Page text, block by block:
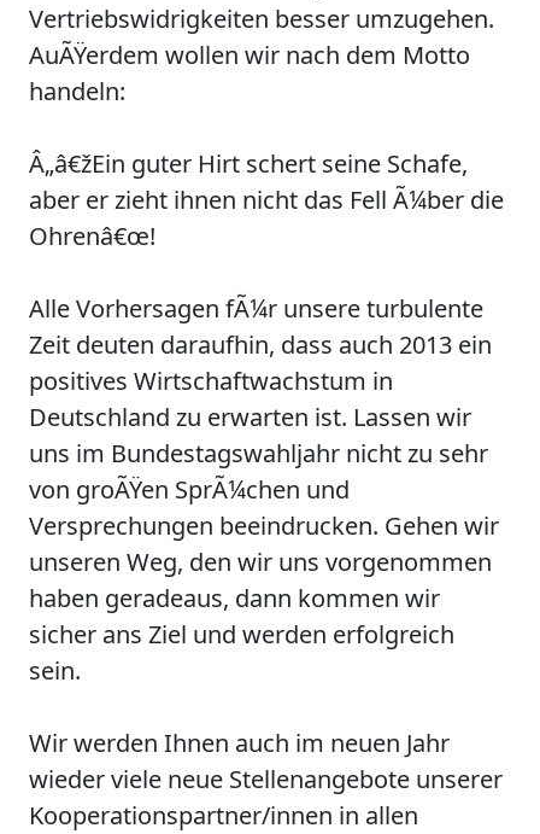
Vertriebswidrigkeiten besser umzugehen.
AuÃŸerdem wollen wir nach dem Motto
handeln:
Â„â€žEin guter Hirt schert seine Schafe,
aber er zieht ihnen nicht das Fell Ã¼ber die
Ohrenâ€œ!
Alle Vorhersagen fÃ¼r unsere turbulente
Zeit deuten daraufhin, dass auch 2013 ein
positives Wirtschaftwachstum in
Deutschland zu erwarten ist. Lassen wir
uns im Bundestagswahljahr nicht zu sehr
von groÃŸen SprÃ¼chen und
Versprechungen beeindrucken. Gehen wir
unseren Weg, den wir uns vorgenommen
haben geradeaus, dann kommen wir
sicher ans Ziel und werden erfolgreich
sein.
Wir werden Ihnen auch im neuen Jahr
wieder viele neue Stellenangebote unserer
Kooperationspartner/innen in allen